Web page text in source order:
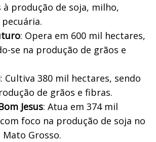
à produção de soja, milho,
: Opera em 600 mil hectares,
se na produção de grãos e
: Cultiva 380 mil hectares, sendo
de grãos e fibras.
Jesus: Atua em 374 mil
foco na produção de soja no
Grosso.